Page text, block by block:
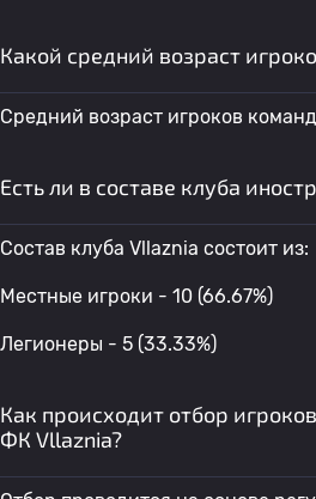
Какой средний возраст
Средний возраст игроков
Есть ли в составе клуба
Состав клуба Vllaznia состоит из:
Местные игроки - 10 (66.67%)
Легионеры - 5 (33.33%)
Как происходит отбор
ФК Vllaznia?